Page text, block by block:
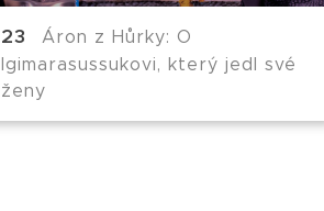
Áron z Hůrky: O
Igimarasussukovi, který jedl své
ženy